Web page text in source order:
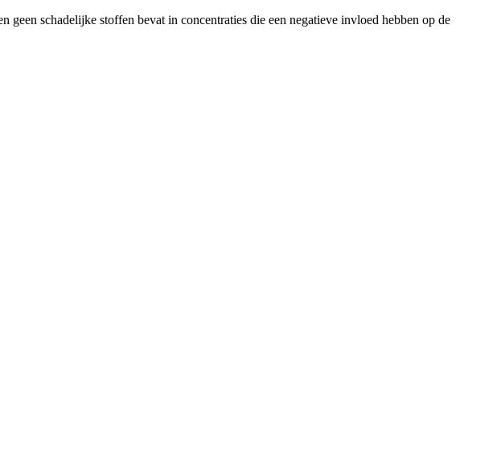
schadelijke stoffen bevat in concentraties die een negatieve invloed hebben op de